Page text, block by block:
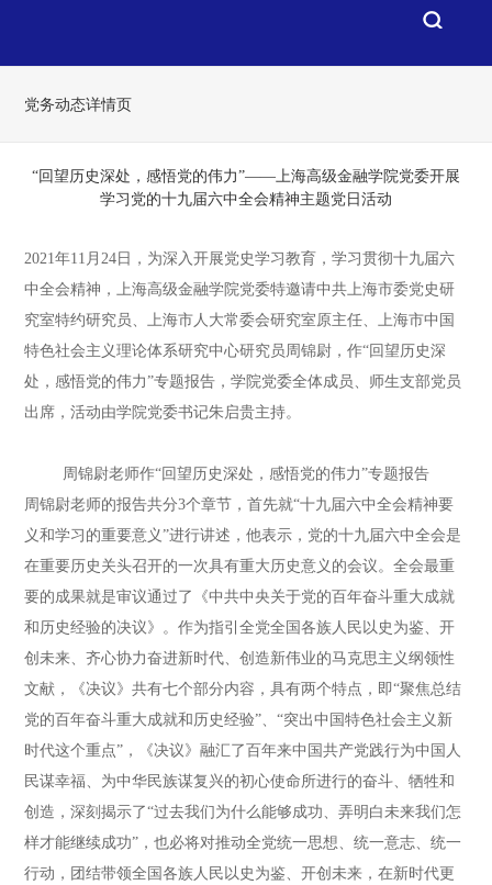
党务动态详情页
“回望历史深处，感悟党的伟力”——上海高级金融学院党委开展
学习党的十九届六中全会精神主题党日活动
2021年11月24日，为深入开展党史学习教育，学习贯彻十九届六
中全会精神，上海高级金融学院党委特邀请中共上海市委党史研
究室特约研究员、上海市人大常委会研究室原主任、上海市中国
特色社会主义理论体系研究中心研究员周锦尉，作“回望历史深
处，感悟党的伟力”专题报告，学院党委全体成员、师生支部党员
出席，活动由学院党委书记朱启贵主持。
周锦尉老师作“回望历史深处，感悟党的伟力”专题报告
周锦尉老师的报告共分3个章节，首先就“十九届六中全会精神要
义和学习的重要意义”进行讲述，他表示，党的十九届六中全会是
在重要历史关头召开的一次具有重大历史意义的会议。全会最重
要的成果就是审议通过了《中共中央关于党的百年奋斗重大成就
和历史经验的决议》。作为指引全党全国各族人民以史为鉴、开
创未来、齐心协力奋进新时代、创造新伟业的马克思主义纲领性
文献，《决议》共有七个部分内容，具有两个特点，即“聚焦总结
党的百年奋斗重大成就和历史经验”、“突出中国特色社会主义新
时代这个重点”，《决议》融汇了百年来中国共产党践行为中国人
民谋幸福、为中华民族谋复兴的初心使命所进行的奋斗、牺牲和
创造，深刻揭示了“过去我们为什么能够成功、弄明白未来我们怎
样才能继续成功”，也必将对推动全党统一思想、统一意志、统一
行动，团结带领全国各族人民以史为鉴、开创未来，在新时代更